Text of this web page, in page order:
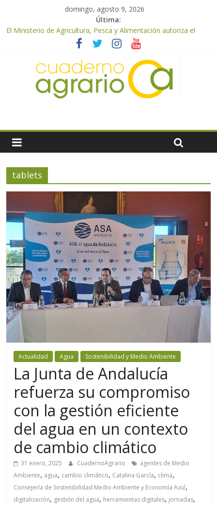
domingo, agosto 9, 2026
Última:
El Ministerio de Agricultura, Pesca y Alimentación autoriza el
pago de 85 millones adicionales de ayudas de la PAC de
remanentes disponibles
El Ministerio de Agricultura, Pesca y Alimentación otorga los
premios Alimentos de España a los mejores quesos 2026
UPA Granada advierte de una vendimia marcada por el
desplome de la demanda, que obligará a muchos viticultores a
seguridad y la transparencia del sector
ASAJA Almería: las primeras recolecciones de almendra
meteorológicas y la incertidumbre en los precios
tablets
Actualidad Agua Sostenibilidad y Medio Ambiente
La Junta de Andalucía
refuerza su compromiso
con la gestión eficiente
del agua en un contexto
de cambio climático
31 enero, 2025 CuadernoAgrario
agentes de Medio
Ambiente, agua, cambio climático, Catalina García, clima,
Consejería de Sostenibilidad Medio Ambiente y Economía Azul,
digitalización, gestión del agua, herramientas digitales, jornadas,